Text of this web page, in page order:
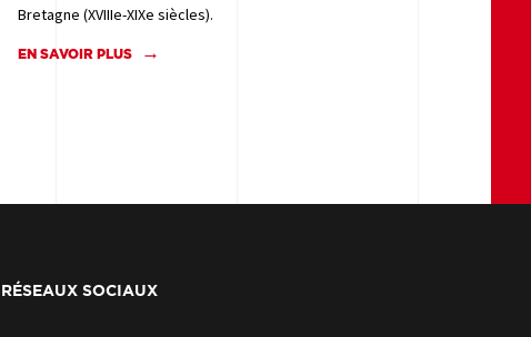
Bretagne (XVIIIe-XIXe siècles).
EN SAVOIR PLUS
RÉSEAUX SOCIAUX